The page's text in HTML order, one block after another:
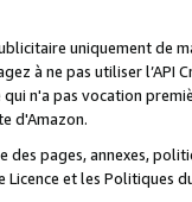
uniquement de
à ne pas utiliser l’API
n'a pas vocation
d'Amazon.
des pages, annexes,
Licence et les Politiques